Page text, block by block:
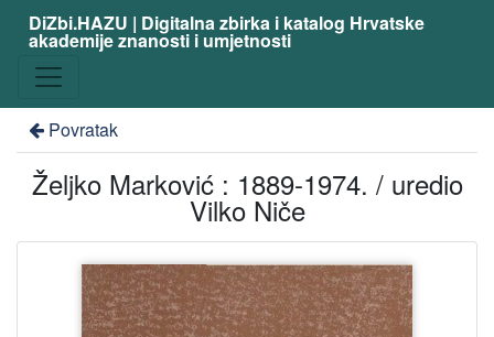
DiZbi.HAZU | Digitalna zbirka i katalog Hrvatske
akademije znanosti i umjetnosti
Povratak
Željko Marković : 1889-1974. / uredio
Vilko Niče